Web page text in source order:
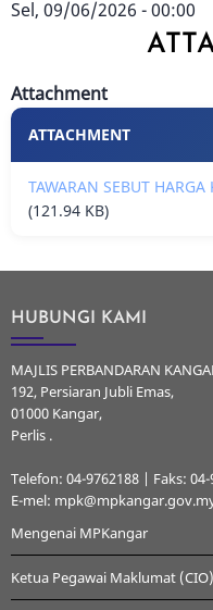
Sel, 09/06/2026 - 00:00
Attachment
ATTACHMENT
TAWARAN SEBUT
(121.94 KB)
HUBUNGI KAMI
MAJLIS PERBANDARAN
192, Persiaran Jubli Emas,
01000 Kangar,
Perlis .
Telefon: 04-9762188 | Faks: 04-
E-mel:
Mengenai MPKangar
Ketua Pegawai Maklumat (CIO)